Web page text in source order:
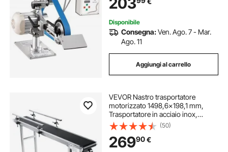
Disponibile
Consegna:Ven. Ago. 7 - Mar.
Ago. 11
Aggiungi al carrello
VEVOR Nastro trasportatore
motorizzato 1498,6x198,1 mm,
Trasportatore in acciaio inox,
Nastro trasportatore antistatico in
PVC velocità regolabile,
Trasportatore a nastro commerciale
(50)
26990€